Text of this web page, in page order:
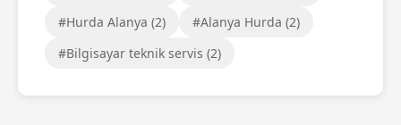
#Hurda Alanya (2)
#Alanya Hurda (2)
#Bilgisayar teknik servis (2)